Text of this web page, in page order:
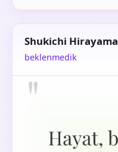
Shukichi Hirayama
beklenmedik